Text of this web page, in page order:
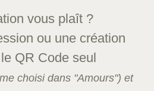
vous plaît ?
ou une création
QR Code seul
choisi dans "Amours") et